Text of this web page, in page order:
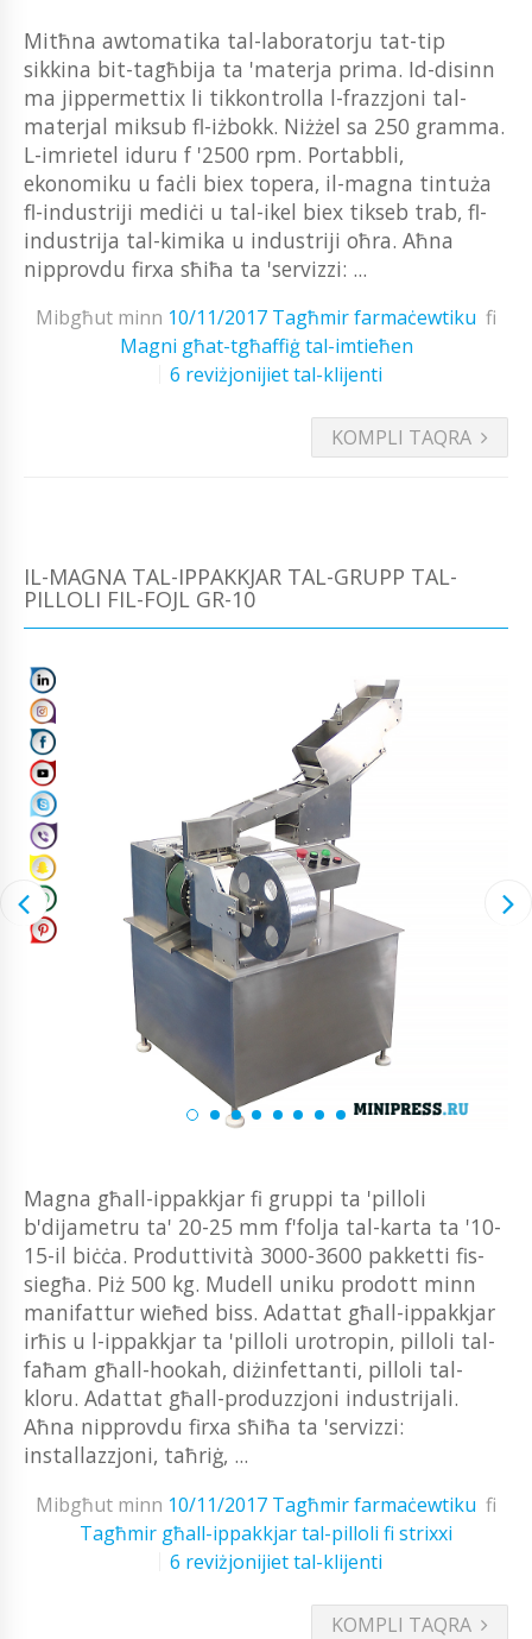
Mitħna awtomatika tal-laboratorju tat-tip
sikkina bit-tagħbija ta 'materja prima. Id-disinn
ma jippermettix li tikkontrolla l-frazzjoni tal-
materjal miksub fl-iżbokk. Niżżel sa 250 gramma.
L-imrietel iduru f '2500 rpm. Portabbli,
ekonomiku u faċli biex topera, il-magna tintuża
fl-industriji mediċi u tal-ikel biex tikseb trab, fl-
industrija tal-kimika u industriji oħra. Aħna
nipprovdu firxa sħiħa ta 'servizzi: ...
Mibgħut minn 10/11/2017 Tagħmir farmaċewtiku fi
Magni għat-tgħaffiġ tal-imtieħen
6 reviżjonijiet tal-klijenti
KOMPLI TAQRA
IL-MAGNA TAL-IPPAKKJAR TAL-GRUPP TAL-
PILLOLI FIL-FOJL GR-10
Magna għall-ippakkjar fi gruppi ta 'pilloli
b'dijametru ta' 20-25 mm f'folja tal-karta ta '10-
15-il biċċa. Produttività 3000-3600 pakketti fis-
siegħa. Piż 500 kg. Mudell uniku prodott minn
manifattur wieħed biss. Adattat għall-ippakkjar
irħis u l-ippakkjar ta 'pilloli urotropin, pilloli tal-
faħam għall-hookah, diżinfettanti, pilloli tal-
kloru. Adattat għall-produzzjoni industrijali.
Aħna nipprovdu firxa sħiħa ta 'servizzi:
installazzjoni, taħriġ, ...
Mibgħut minn 10/11/2017 Tagħmir farmaċewtiku fi
Tagħmir għall-ippakkjar tal-pilloli fi strixxi
6 reviżjonijiet tal-klijenti
KOMPLI TAQRA